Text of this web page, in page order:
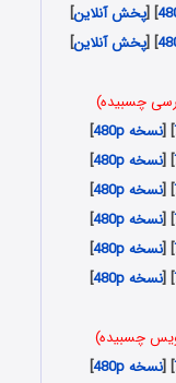
] [پخش آنلاین]
] [پخش آنلاین]
چسبیده)
] [نسخه 480p
]
] [نسخه 480p
]
] [نسخه 480p
]
] [نسخه 480p
]
] [نسخه 480p
]
] [نسخه 480p ]
چسبیده)
] [نسخه 480p
]